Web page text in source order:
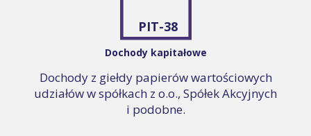
PIT-38
Dochody kapitałowe
Dochody z giełdy papierów wartościowych
udziałów w spółkach z o.o., Spółek Akcyjnych
i podobne.